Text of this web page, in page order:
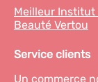
Meilleur Institut
Beauté Vertou
Service clients
Un commerce